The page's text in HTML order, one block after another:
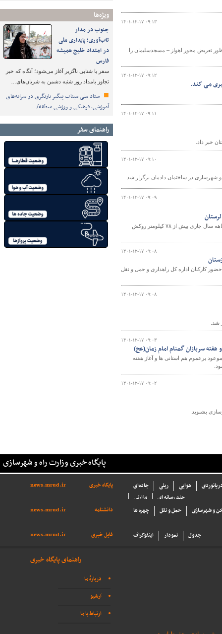
ویژه‌ها
جنوب در مدار
تاب‌آوری؛ پایداری ملی
در امتداد خلیج همیشه
فارس
سفر با شتابی ناگزیر آغاز می‌شود؛ آنگاه که خبر
تجاوز بامداد روز شنبه دشمن به شریان‌های…
ستاد ملی میناب پیگیر بازنگری در سرانه‌های
آموزشی، فرهنگی و ورزشی منطقه/…
راهنمای سفر
۱۴۰۱-۱۲-۱۷ ۰۹:۱۳
تعریض محور اهواز – مسجدسلیمان را
۱۴۰۱-۱۲-۱۷ ۰۹:۱۲
۱۴۰۱-۱۲-۱۷ ۰۹:۱۱
خبر داد.
۱۴۰۱-۱۲-۱۷ ۰۹:۱۰
شهرسازی در ساختمان دادمان برگزار شد.
۱۴۰۱-۱۲-۱۷ ۰۹:۰۹
معاون راهداری اداره کل راهداری و حمل و نقل جاده ای استان لرستان گفت: طی یازده ماهه سال جاری بیش از ۷۸ کیلومتر روکش
۱۴۰۱-۱۲-۱۷ ۰۹:۰۸
کارکنان اداره کل راهداری و حمل و نقل
۱۴۰۱-۱۲-۱۷ ۰۹:۰۸
۱۴۰۱-۱۲-۱۷ ۰۹:۰۳
سربازان گمنام امام زمان(عج)
برعموم هم استانی ها و آغاز هفته
۱۴۰۱-۱۲-۱۷ ۰۹:۰۲
بشنوید.
پایگاه خبری وزارت راه و شهرسازی
پایگاه خبری news.mrud.ir جاده‌ای ریلی هوایی
وزارتی
چند رسانه ای
دانشنامه
news.mrud.ir چهره ها حمل و نقل و شهرسازی
فایل خبری news.mrud.ir اینفوگراف نمودار جدول
راهنمای پایگاه خبری
دربارهٔ ما
آرشیو
ارتباط با ما